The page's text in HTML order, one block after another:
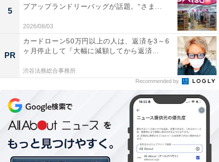
こちらもおすすめ
玄関にあったら超危険！ 金運師に教わる「貧乏
神に好かれる家の玄関」5つの特徴
5
プアップランドリーバッグが話題。“さま...
2026/08/03
PR
カードローン50万円以上の人は、返済を3～6
ヶ月停止して『大幅に減額してから返済...
渋谷法務総合事務所
Recommended by